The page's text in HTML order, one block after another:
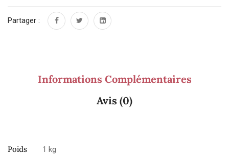
Partager :
Informations Complémentaires
Avis (0)
Poids 1 kg